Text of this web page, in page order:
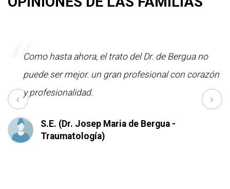
“ Como hasta ahora, el trato del Dr. de Bergua no
puede ser mejor. un gran profesional con corazón
y profesionalidad.
S.E. (Dr. Josep Maria de Bergua -
Traumatología)